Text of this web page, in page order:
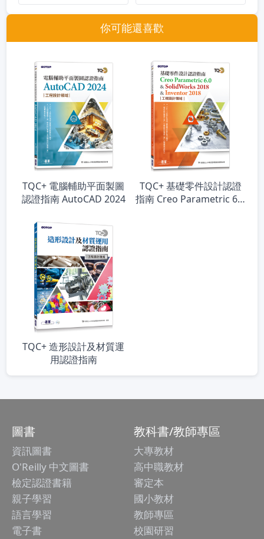
你可能還喜歡
TQC+ 電腦輔助平面製圖
認證指南 AutoCAD 2024
TQC+ 基礎零件設計認證
指南 Creo Parametric 6.0
TQC+ 造形設計及材質運
用認證指南
圖書
資訊圖書
O'Reilly 中文圖書
檢定認證書籍
親子學習
語言學習
電子書
教科書/教師專區
大專教材
高中職教材
審定本
國小教材
教師專區
校園研習